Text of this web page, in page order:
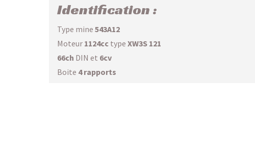
Identification :
Type mine 543A12
Moteur 1124cc type XW3S 121
66ch DIN et 6cv
Boite 4 rapports